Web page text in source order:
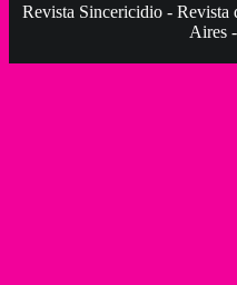
Revista Sincericidio -
Aires